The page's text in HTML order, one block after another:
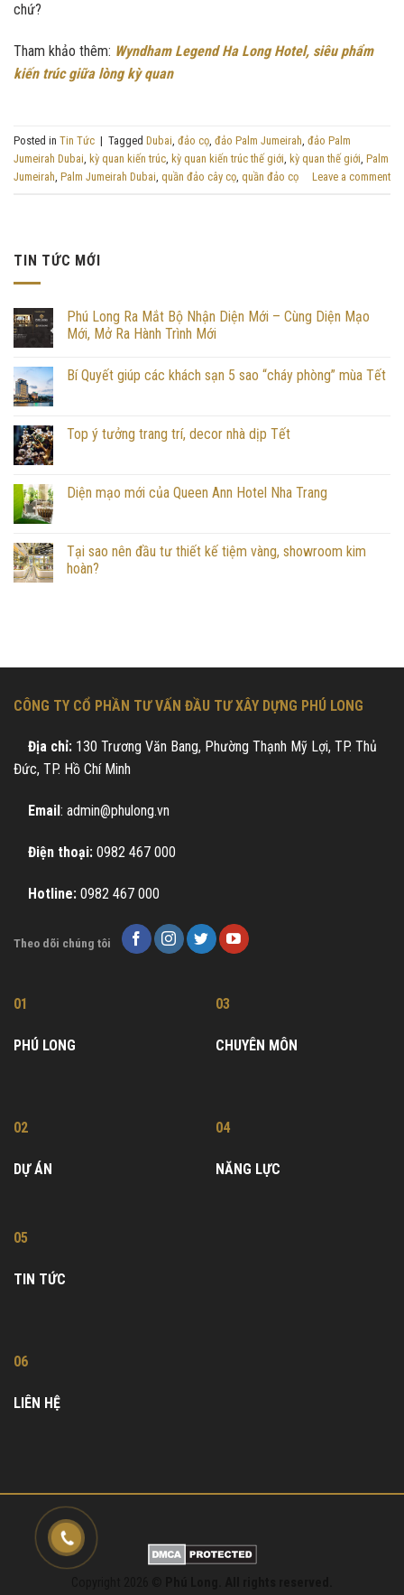
chứ?
Tham khảo thêm: Wyndham Legend Ha Long Hotel, siêu phẩm
kiến trúc giữa lòng kỳ quan
Posted in Tin Tức | Tagged Dubai, đảo cọ, đảo Palm Jumeirah, đảo Palm
Jumeirah Dubai, kỳ quan kiến trúc, kỳ quan kiến trúc thế giới, kỳ quan thế giới, Palm
Jumeirah, Palm Jumeirah Dubai, quần đảo cây cọ, quần đảo cọ Leave a comment
TIN TỨC MỚI
Phú Long Ra Mắt Bộ Nhận Diện Mới – Cùng Diện Mạo
Mới, Mở Ra Hành Trình Mới
Bí Quyết giúp các khách sạn 5 sao “cháy phòng” mùa Tết
Top ý tưởng trang trí, decor nhà dịp Tết
Diện mạo mới của Queen Ann Hotel Nha Trang
Tại sao nên đầu tư thiết kế tiệm vàng, showroom kim
hoàn?
CÔNG TY CỔ PHẦN TƯ VẤN ĐẦU TƯ XÂY DỰNG PHÚ LONG
Địa chỉ: 130 Trương Văn Bang, Phường Thạnh Mỹ Lợi, TP. Thủ
Đức, TP. Hồ Chí Minh
Email : admin@phulong.vn
Điện thoại: 0982 467 000
Hotline: 0982 467 000
Theo dõi chúng tôi
01
PHÚ LONG
02
DỰ ÁN
03
CHUYÊN MÔN
04
NĂNG LỰC
05
TIN TỨC
06
LIÊN HỆ